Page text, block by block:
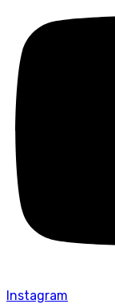
Instagram